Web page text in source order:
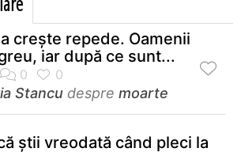
creşte repede. Oamenii
iar după ce sunt...
Stancu despre moarte
ştii vreodată când pleci la